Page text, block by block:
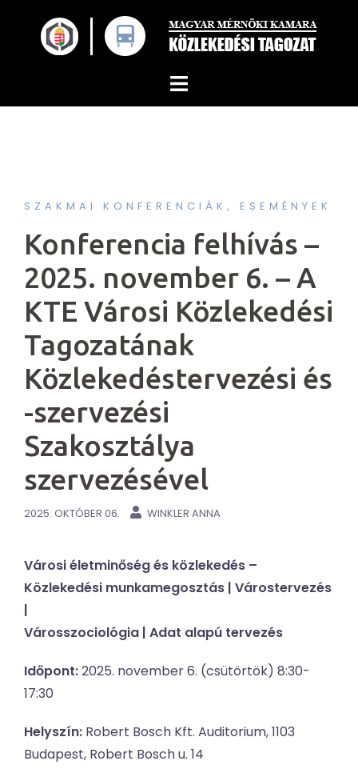
content
SZAKMAI KONFERENCIÁK, ESEMÉNYEK
Konferencia felhívás –
2025. november 6. – A
KTE Városi Közlekedési
Tagozatának
Közlekedéstervezési és
-szervezési
Szakosztálya
szervezésével
2025. OKTÓBER 06. WINKLER ANNA
Városi életminőség és közlekedés –
Közlekedési munkamegosztás | Várostervezés
|
Városszociológia | Adat alapú tervezés
Időpont:2025. november 6. (csütörtök) 8:30-
17:30
Helyszín: Robert Bosch Kft. Auditorium, 1103
Budapest, Robert Bosch u. 14